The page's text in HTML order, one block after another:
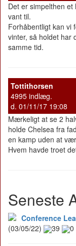
Det er simpelthen
vant til.
Forhåbentligt kan vi
vinter, så holdet har
samme tid.
Tottithorsen
4995 indlæg.
d. 01/11/17 19:08
Mærkeligt at se 2
holde Chelsea fra
en kamp uden at
Hvem havde troet
Seneste
Conference
(03/05/22)
39 0